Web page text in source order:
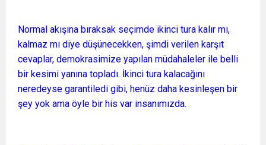
Normal akışına bıraksak seçimde ikinci tura kalır mı,
kalmaz mı diye düşünecekken, şimdi verilen karşıt
cevaplar, demokrasimize yapılan müdahaleler ile belli
bir kesimi yanına topladı. İkinci tura kalacağını
neredeyse garantiledi gibi, henüz daha kesinleşen bir
şey yok ama öyle bir his var insanımızda.